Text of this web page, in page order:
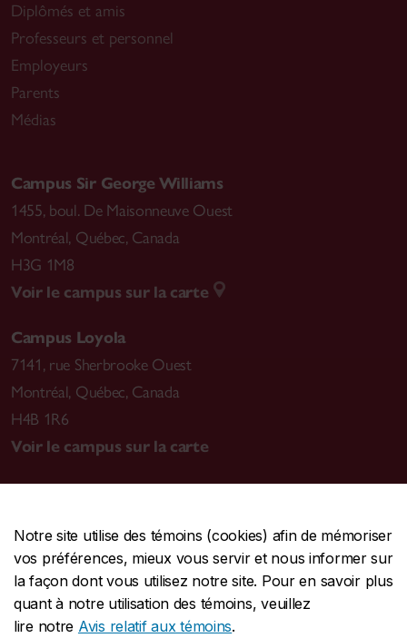
Notre site utilise des témoins (cookies) afin de mémoriser
vos préférences, mieux vous servir et nous informer sur
la façon dont vous utilisez notre site. Pour en savoir plus
quant à notre utilisation des témoins, veuillez
lire notre Avis relatif aux témoins.
Diplômés et amis
Professeurs et personnel
Employeurs
Parents
Médias
Campus Sir George Williams
1455, boul. De Maisonneuve Ouest
Montréal, Québec, Canada
H3G 1M8
Voir le campus sur la carte
Campus Loyola
7141, rue Sherbrooke Ouest
Montréal, Québec, Canada
H4B 1R6
Voir le campus sur la carte
CENTRALE514-848-2424
URGENCE514-848-3717
Protection et prévention | Accessibilité | Confidentialité